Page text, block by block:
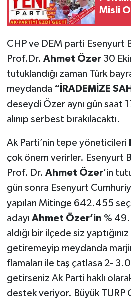
Misli
CHP ve DEM parti Esenyurt
Prof.Dr. Ahmet Özer30
tutuklandığı zaman Türk
meydanda “İRADEMİZE
deseydi Özer aynı gün saat
alınıp serbest bırakılacaktı.
Ak Parti’nin tepe yöneticileri
çok önem verirler. Esenyurt
Prof. Dr. Ahmet Özer’in
gün sonra Esenyurt
yapılan Mitinge 642.455
adayı Ahmet Özer’in %
aldığı bir ilçede siz
getiremeyip meydanda
flamaları ile taş çatlasa 2-
getirseniz Ak Parti haklı
destek veriyor. Büyük TURP